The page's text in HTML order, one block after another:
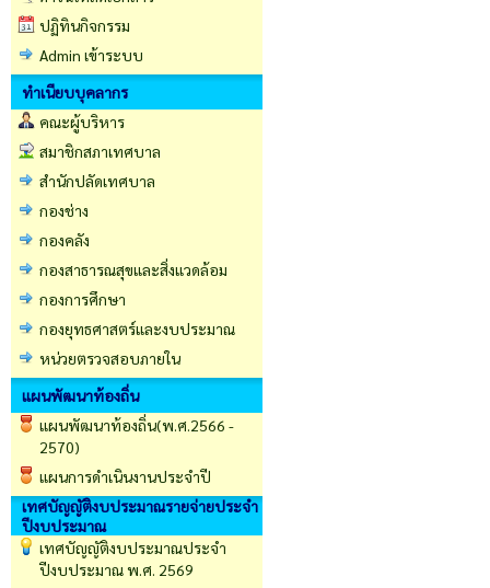
ปฏิทินกิจกรรม
Admin เข้าระบบ
ทำเนียบบุคลากร
คณะผู้บริหาร
สมาชิกสภาเทศบาล
สำนักปลัดเทศบาล
กองช่าง
กองคลัง
กองสาธารณสุขและสิ่งแวดล้อม
กองการศึกษา
กองยุทธศาสตร์และงบประมาณ
หน่วยตรวจสอบภายใน
แผนพัฒนาท้องถิ่น
แผนพัฒนาท้องถิ่น(พ.ศ.2566 -
2570)
แผนการดำเนินงานประจำปี
เทศบัญญัติงบประมาณรายจ่ายประจำ
ปีงบประมาณ
เทศบัญญัติงบประมาณประจำ
ปีงบประมาณ พ.ศ. 2569